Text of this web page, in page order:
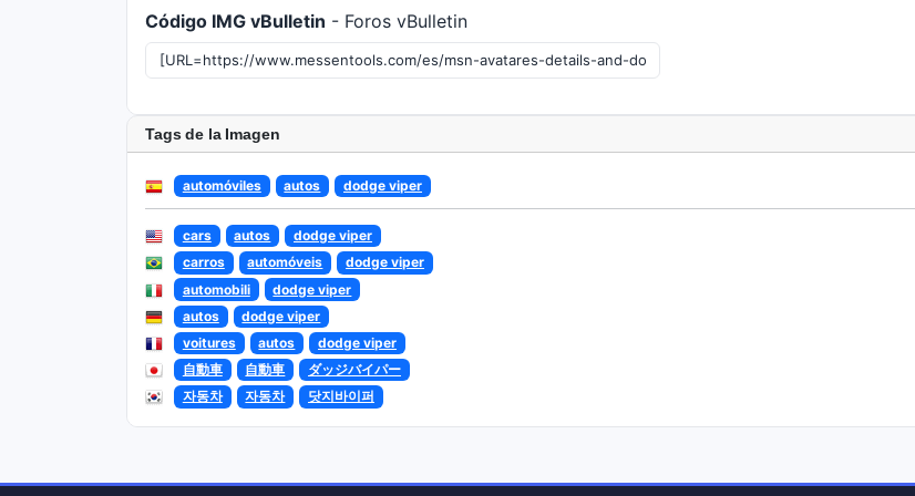
Código IMG vBulletin - Foros vBulletin
Tags de la Imagen
automóviles autos dodge viper
cars autos
dodge viper
carros
automóveis
dodge viper
automobili
dodge viper
autos
dodge viper
voitures
autos
dodge viper
自動車
自動車
ダッジバイパー
자동차
자동차 닷지바이퍼